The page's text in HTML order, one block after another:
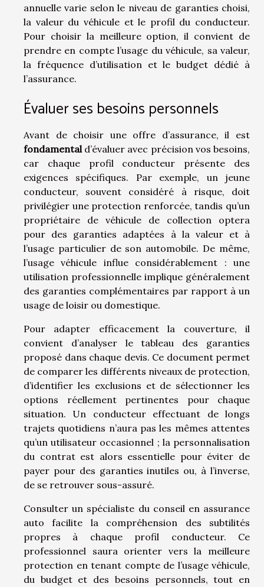
annuelle varie selon le niveau de garanties choisi,
la valeur du véhicule et le profil du conducteur.
Pour choisir la meilleure option, il convient de
prendre en compte l’usage du véhicule, sa valeur,
la fréquence d’utilisation et le budget dédié à
l’assurance.
Évaluer ses besoins personnels
Avant de choisir une offre d’assurance, il est
fondamentald’évaluer avec précision vos besoins,
car chaque profil conducteur présente des
exigences spécifiques. Par exemple, un jeune
conducteur, souvent considéré à risque, doit
privilégier une protection renforcée, tandis qu’un
propriétaire de véhicule de collection optera
pour des garanties adaptées à la valeur et à
l’usage particulier de son automobile. De même,
l’usage véhicule influe considérablement : une
utilisation professionnelle implique généralement
des garanties complémentaires par rapport à un
usage de loisir ou domestique.
Pour adapter efficacement la couverture, il
convient d’analyser le tableau des garanties
proposé dans chaque devis. Ce document permet
de comparer les différents niveaux de protection,
d’identifier les exclusions et de sélectionner les
options réellement pertinentes pour chaque
situation. Un conducteur effectuant de longs
trajets quotidiens n’aura pas les mêmes attentes
qu’un utilisateur occasionnel ; la personnalisation
du contrat est alors essentielle pour éviter de
payer pour des garanties inutiles ou, à l’inverse,
de se retrouver sous-assuré.
Consulter un spécialiste du conseil en assurance
auto facilite la compréhension des subtilités
propres à chaque profil conducteur. Ce
professionnel saura orienter vers la meilleure
protection en tenant compte de l’usage véhicule,
du budget et des besoins personnels, tout en